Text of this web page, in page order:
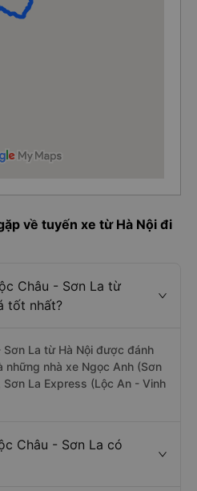
về tuyến xe từ Hà Nội đi
Châu - Sơn La từ
tốt nhất?
La từ Hà Nội được đánh
nhà xe Ngọc Anh (Sơn
Sơn La Express (Lộc An - Vinh
Châu - Sơn La có